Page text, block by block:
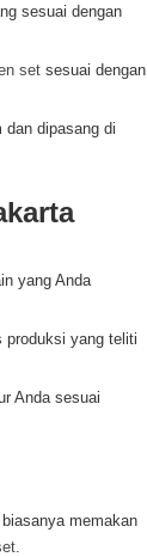
sesuai dengan
setsesuai dengan
dipasang di
yang Anda
produksi yang teliti
Anda sesuai
memakan
.